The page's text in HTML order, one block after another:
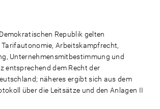
Republik gelten
Arbeitskampfrecht,
Unternehmensmitbestimmung und
entsprechend dem Recht der
näheres ergibt sich aus dem
über die Leitsätze und den Anlagen II